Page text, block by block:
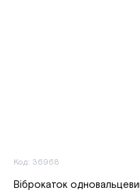
Код: 36968
Віброкаток